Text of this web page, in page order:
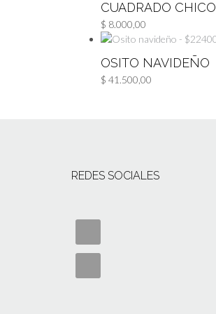
CUADRADO CHICO
$ 8.000,00
OSITO NAVIDEÑO
$ 41.500,00
REDES SOCIALES